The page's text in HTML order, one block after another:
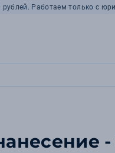
Работаем только с